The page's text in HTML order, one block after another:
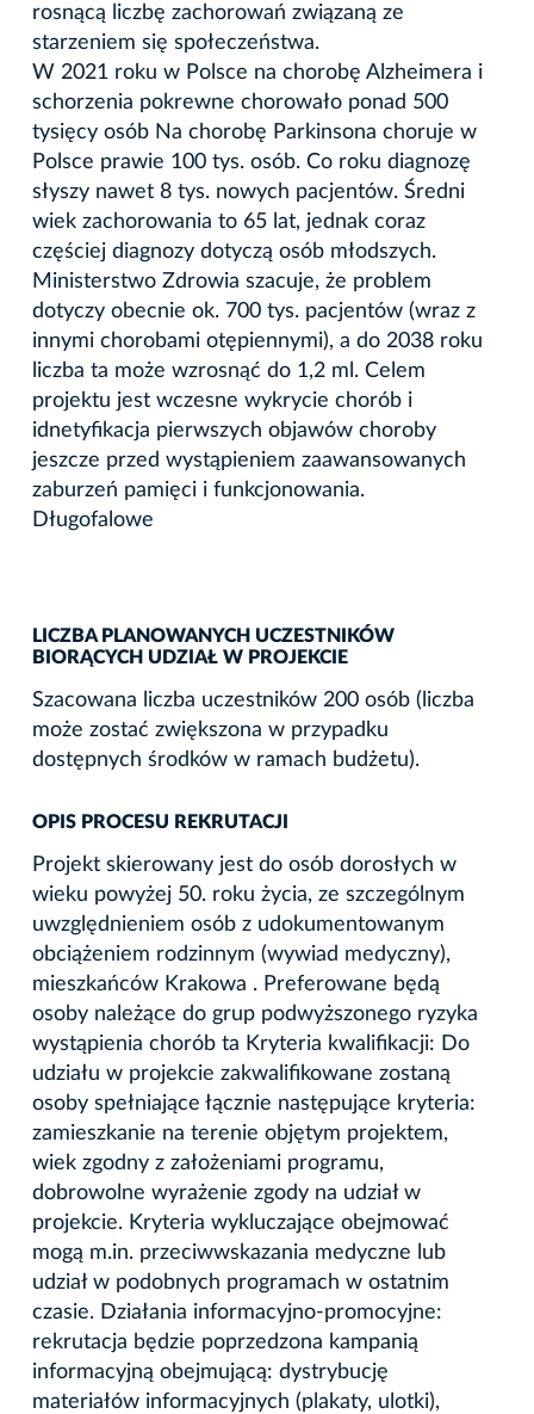
rosnącą liczbę zachorowań związaną ze
starzeniem się społeczeństwa.
W 2021 roku w Polsce na chorobę Alzheimera i
schorzenia pokrewne chorowało ponad 500
tysięcy osób Na chorobę Parkinsona choruje w
Polsce prawie 100 tys. osób. Co roku diagnozę
słyszy nawet 8 tys. nowych pacjentów. Średni
wiek zachorowania to 65 lat, jednak coraz
częściej diagnozy dotyczą osób młodszych.
Ministerstwo Zdrowia szacuje, że problem
dotyczy obecnie ok. 700 tys. pacjentów (wraz z
innymi chorobami otępiennymi), a do 2038 roku
liczba ta może wzrosnąć do 1,2 ml. Celem
projektu jest wczesne wykrycie chorób i
idnetyfikacja pierwszych objawów choroby
jeszcze przed wystąpieniem zaawansowanych
zaburzeń pamięci i funkcjonowania.
Długofalowe
LICZBA PLANOWANYCH UCZESTNIKÓW
BIORĄCYCH UDZIAŁ W PROJEKCIE
Szacowana liczba uczestników 200 osób (liczba
może zostać zwiększona w przypadku
dostępnych środków w ramach budżetu).
OPIS PROCESU REKRUTACJI
Projekt skierowany jest do osób dorosłych w
wieku powyżej 50. roku życia, ze szczególnym
uwzględnieniem osób z udokumentowanym
obciążeniem rodzinnym (wywiad medyczny),
mieszkańców Krakowa . Preferowane będą
osoby należące do grup podwyższonego ryzyka
wystąpienia chorób ta Kryteria kwalifikacji: Do
udziału w projekcie zakwalifikowane zostaną
osoby spełniające łącznie następujące kryteria:
zamieszkanie na terenie objętym projektem,
wiek zgodny z założeniami programu,
dobrowolne wyrażenie zgody na udział w
projekcie. Kryteria wykluczające obejmować
mogą m.in. przeciwwskazania medyczne lub
udział w podobnych programach w ostatnim
czasie. Działania informacyjno-promocyjne:
rekrutacja będzie poprzedzona kampanią
informacyjną obejmującą: dystrybucję
materiałów informacyjnych (plakaty, ulotki),